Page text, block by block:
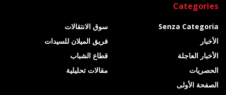
Categories
Senza Categoria
الأخبار
الأخبار العاجلة
الحصريات
الصفحة الأولى
سوق الانتقالات
فريق الميلان للسيدات
قطاع الشباب
مقالات تحليلية